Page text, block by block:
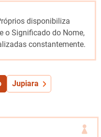
disponibiliza
o Significado do Nome,
constantemente.
Jupiara